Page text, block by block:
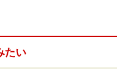
はこちらのほうがより
たい